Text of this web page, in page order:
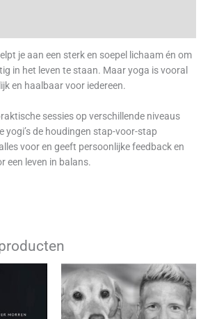
je aan een sterk en soepel lichaam én om
in het leven te staan. Maar yoga is vooral
en haalbaar voor iedereen.
sessies op verschillende niveaus
yogi’s de houdingen stap-voor-stap
voor en geeft persoonlijke feedback en
een leven in balans.